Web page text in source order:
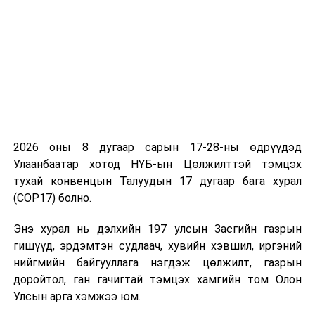
2026 оны 8 дугаар сарын 17-28-ны өдрүүдэд
Улаанбаатар хотод НҮБ-ын Цөлжилттэй тэмцэх
тухай конвенцын Талуудын 17 дугаар бага хурал
(COP17) болно.
Энэ хурал нь дэлхийн 197 улсын Засгийн газрын
гишүүд, эрдэмтэн судлаач, хувийн хэвшил, иргэний
нийгмийн байгууллага нэгдэж цөлжилт, газрын
доройтол, ган гачигтай тэмцэх хамгийн том Олон
Улсын арга хэмжээ юм.